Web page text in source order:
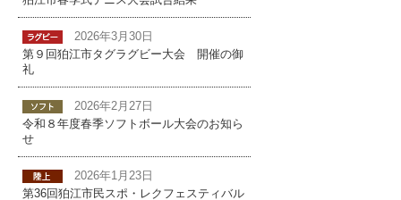
2026年3月30日
第９回狛江市タグラグビー大会 開催の御
礼
2026年2月27日
令和８年度春季ソフトボール大会のお知ら
せ
2026年1月23日
第36回狛江市民スポ・レクフェスティバル